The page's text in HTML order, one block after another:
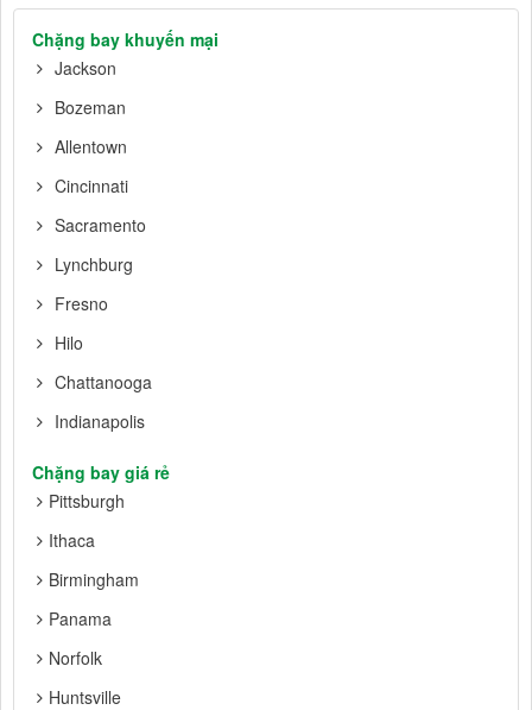
Chặng bay khuyến mại
Jackson
Bozeman
Allentown
Cincinnati
Sacramento
Lynchburg
Fresno
Hilo
Chattanooga
Indianapolis
Chặng bay giá rẻ
Pittsburgh
Ithaca
Birmingham
Panama
Norfolk
Huntsville